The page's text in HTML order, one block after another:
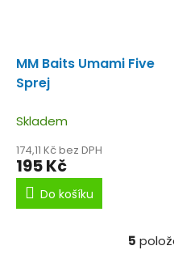
MM Baits Umami Five
Sprej
Skladem
174,11 Kč bez DPH
195 Kč
Do košíku
5